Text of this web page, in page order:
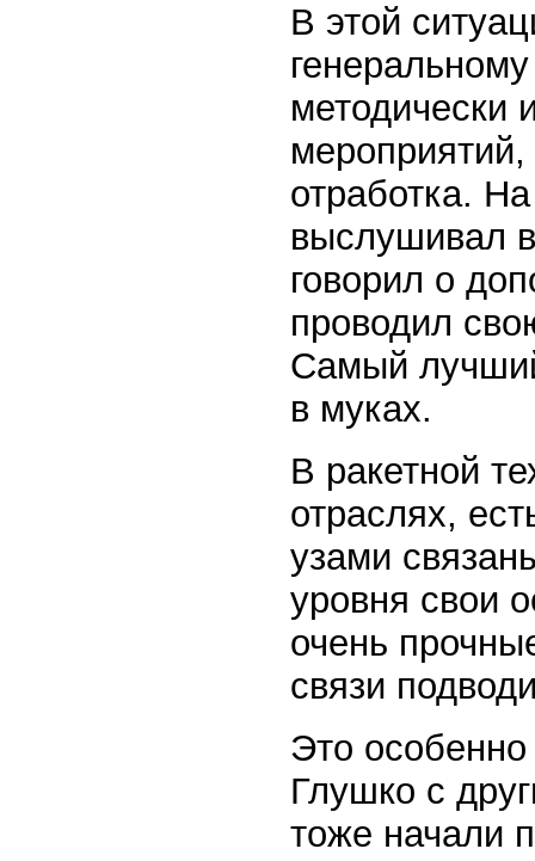
В этой
методически
отработка.
выслушивал
говорил о
проводил
Самый
в муках.
В ракетной
отраслях,
узами
уровня свои
очень
связи
Это
Глушко с
тоже начали